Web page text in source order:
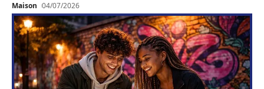
Maison 04/07/2026